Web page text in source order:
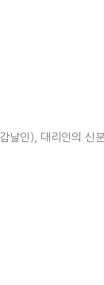
날인), 대리인의 신